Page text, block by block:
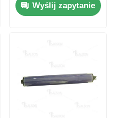
C7000Wyślij zapytanie